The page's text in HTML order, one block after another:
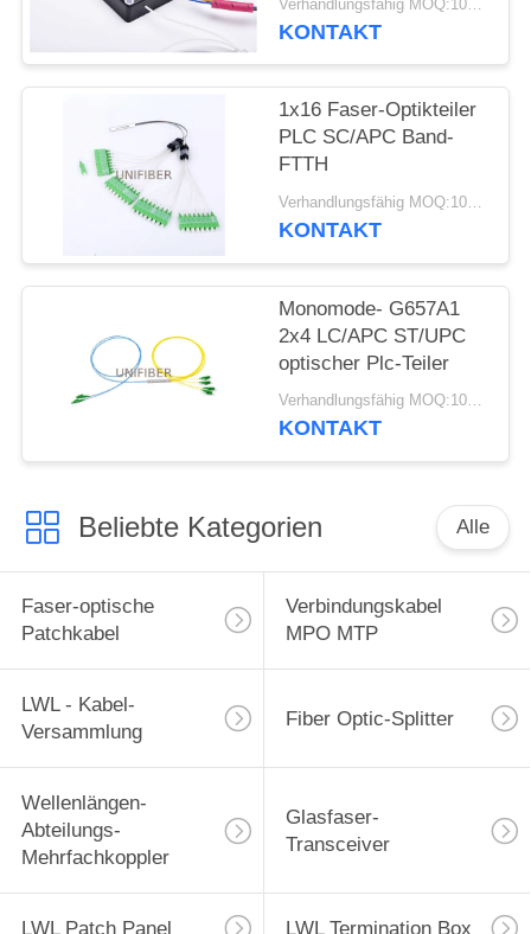
Verhandlungsfähig MOQ:10pcs
KONTAKT
1x16 Faser-Optikteiler
PLC SC/APC Band-
FTTH
Verhandlungsfähig MOQ:10pcs
KONTAKT
Monomode- G657A1
2x4 LC/APC ST/UPC
optischer Plc-Teiler
Verhandlungsfähig MOQ:10pcs
KONTAKT
Beliebte Kategorien Alle
Faser-optische
Patchkabel
Verbindungskabel
MPO MTP
LWL - Kabel-
Versammlung
Fiber Optic-Splitter
Wellenlängen-
Abteilungs-
Mehrfachkoppler
Glasfaser-
Transceiver
LWL Patch Panel LWL Termination Box